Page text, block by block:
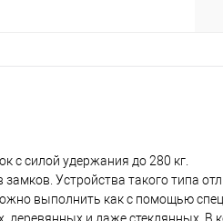
с силой удержания до 280 кг.
Устройства такого типа
выполнить как с помощью